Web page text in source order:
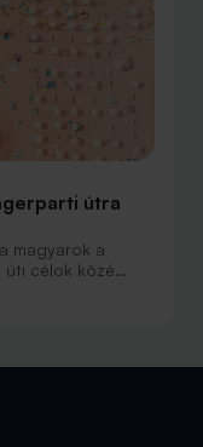
útra
magyarok a
célok közé
tartozik. A